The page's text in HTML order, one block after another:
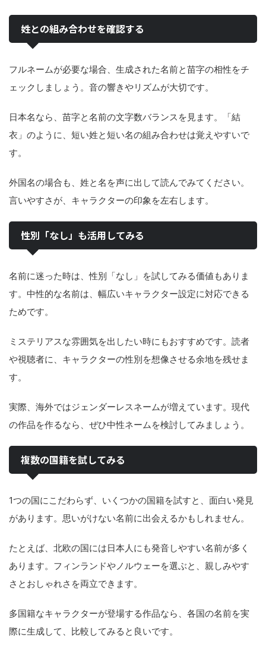
姓との組み合わせを確認する
フルネームが必要な場合、生成された名前と苗字の相性をチ
ェックしましょう。音の響きやリズムが大切です。
日本名なら、苗字と名前の文字数バランスを見ます。「結
衣」のように、短い姓と短い名の組み合わせは覚えやすいで
す。
外国名の場合も、姓と名を声に出して読んでみてください。
言いやすさが、キャラクターの印象を左右します。
性別「なし」も活用してみる
名前に迷った時は、性別「なし」を試してみる価値もありま
す。中性的な名前は、幅広いキャラクター設定に対応できる
ためです。
ミステリアスな雰囲気を出したい時にもおすすめです。読者
や視聴者に、キャラクターの性別を想像させる余地を残せま
す。
実際、海外ではジェンダーレスネームが増えています。現代
の作品を作るなら、ぜひ中性ネームを検討してみましょう。
複数の国籍を試してみる
1つの国にこだわらず、いくつかの国籍を試すと、面白い発見
があります。思いがけない名前に出会えるかもしれません。
たとえば、北欧の国には日本人にも発音しやすい名前が多く
あります。フィンランドやノルウェーを選ぶと、親しみやす
さとおしゃれさを両立できます。
多国籍なキャラクターが登場する作品なら、各国の名前を実
際に生成して、比較してみると良いです。